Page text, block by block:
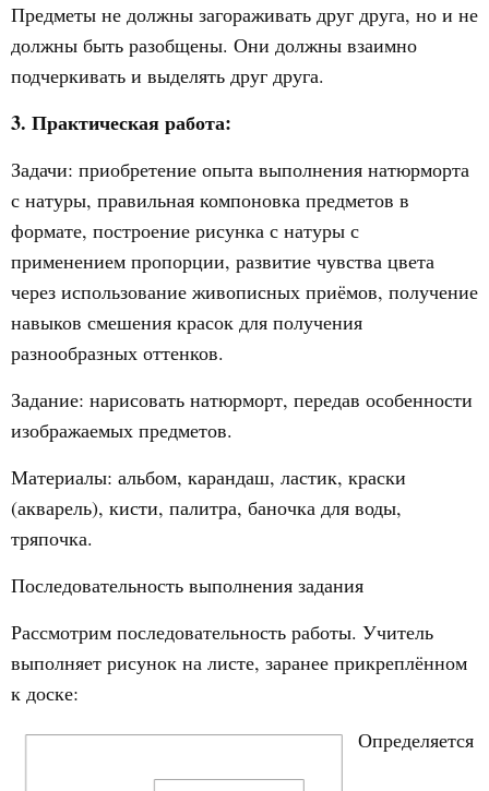
Предметы не должны загораживать друг друга, но и не
должны быть разобщены. Они должны взаимно
подчеркивать и выделять друг друга.
3. Практическая работа:
Задачи: приобретение опыта выполнения натюрморта
с натуры, правильная компоновка предметов в
формате, построение рисунка с натуры с
применением пропорции, развитие чувства цвета
через использование живописных приёмов, получение
навыков смешения красок для получения
разнообразных оттенков.
Задание: нарисовать натюрморт, передав особенности
изображаемых предметов.
Материалы: альбом, карандаш, ластик, краски
(акварель), кисти, палитра, баночка для воды,
тряпочка.
Последовательность выполнения задания
Рассмотрим последовательность работы. Учитель
выполняет рисунок на листе, заранее прикреплённом
к доске:
Определяется